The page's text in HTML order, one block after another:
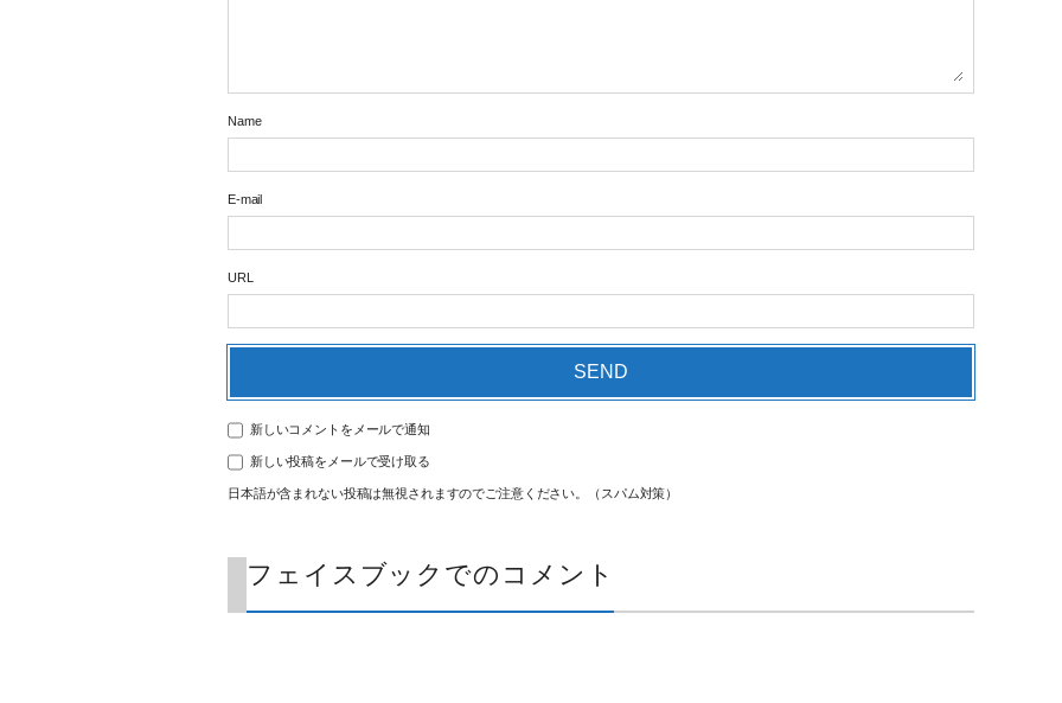
Name
E-mail
URL
新しいコメントをメールで通知
新しい投稿をメールで受け取る
日本語が含まれない投稿は無視されますのでご注意ください。（スパム対策）
フェイスブックでのコメント